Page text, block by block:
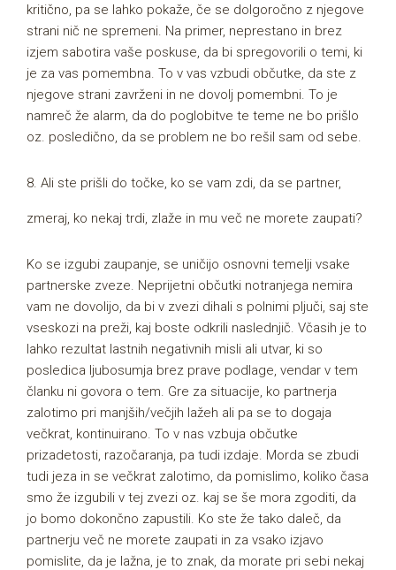
kritično, pa se lahko pokaže, če se dolgoročno z njegove
strani nič ne spremeni. Na primer, neprestano in brez
izjem sabotira vaše poskuse, da bi spregovorili o temi, ki
je za vas pomembna. To v vas vzbudi občutke, da ste z
njegove strani zavrženi in ne dovolj pomembni. To je
namreč že alarm, da do poglobitve te teme ne bo prišlo
oz. posledično, da se problem ne bo rešil sam od sebe.
8. Ali ste prišli do točke, ko se vam zdi, da se partner,
zmeraj, ko nekaj trdi, zlaže in mu več ne morete zaupati?
Ko se izgubi zaupanje, se uničijo osnovni temelji vsake
partnerske zveze. Neprijetni občutki notranjega nemira
vam ne dovolijo, da bi v zvezi dihali s polnimi pljuči, saj ste
vseskozi na preži, kaj boste odkrili naslednjič. Včasih je to
lahko rezultat lastnih negativnih misli ali utvar, ki so
posledica ljubosumja brez prave podlage, vendar v tem
članku ni govora o tem. Gre za situacije, ko partnerja
zalotimo pri manjših/večjih lažeh ali pa se to dogaja
večkrat, kontinuirano. To v nas vzbuja občutke
prizadetosti, razočaranja, pa tudi izdaje. Morda se zbudi
tudi jeza in se večkrat zalotimo, da pomislimo, koliko časa
smo že izgubili v tej zvezi oz. kaj se še mora zgoditi, da
jo bomo dokončno zapustili. Ko ste že tako daleč, da
partnerju več ne morete zaupati in za vsako izjavo
pomislite, da je lažna, je to znak, da morate pri sebi nekaj